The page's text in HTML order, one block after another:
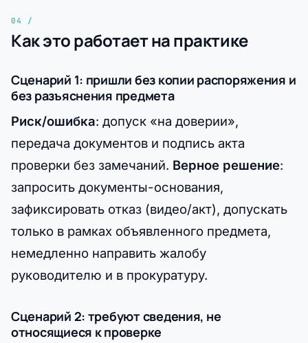
Как это работает на практике
Сценарий 1: пришли без копии распоряжения и
без разъяснения предмета
Риск/ошибка: допуск «на доверии»,
передача документов и подпись акта
проверки без замечаний. Верное решение:
запросить документы-основания,
зафиксировать отказ (видео/акт), допускать
только в рамках объявленного предмета,
немедленно направить жалобу
руководителю и в прокуратуру.
Сценарий 2: требуют сведения, не
относящиеся к проверке